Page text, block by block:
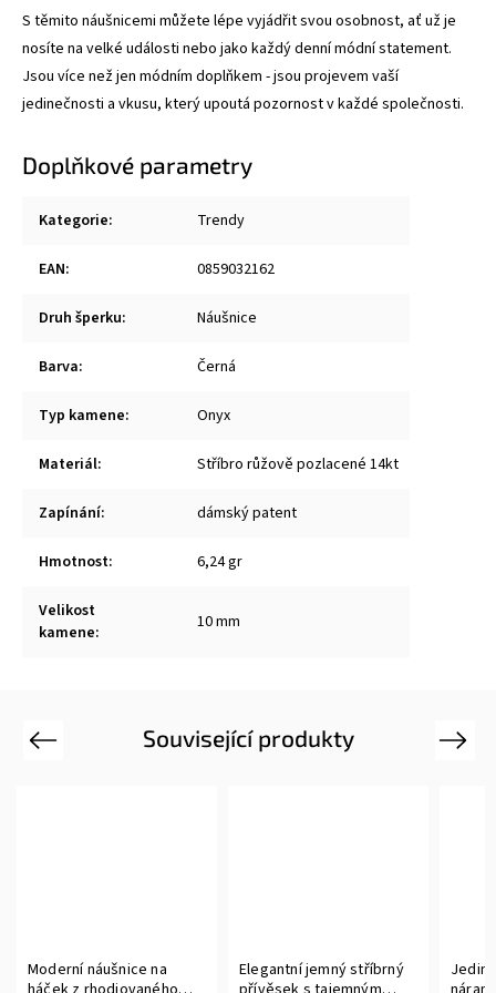
S těmito náušnicemi můžete lépe vyjádřit svou osobnost, ať už je
nosíte na velké události nebo jako každý denní módní statement.
Jsou více než jen módním doplňkem - jsou projevem vaší
jedinečnosti a vkusu, který upoutá pozornost v každé společnosti.
Doplňkové parametry
Kategorie: Trendy
EAN: 0859032162
Druh šperku: Náušnice
Barva: Černá
Typ kamene: Onyx
Materiál: Stříbro růžově pozlacené 14kt
Zapínání: dámský patent
Hmotnost: 6,24 gr
Velikost
kamene: 10 mm
Související produkty
Previous
Moderní náušnice na
Elegantní jemný stříbrný
Next